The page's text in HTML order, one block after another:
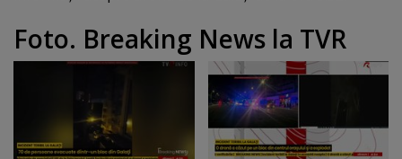
Foto. Breaking News la TVR